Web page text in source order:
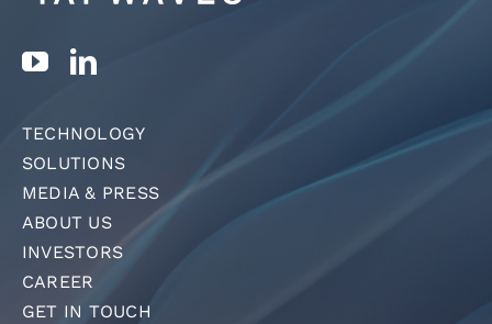
TECHNOLOGY
SOLUTIONS
MEDIA & PRESS
ABOUT US
INVESTORS
CAREER
GET IN TOUCH